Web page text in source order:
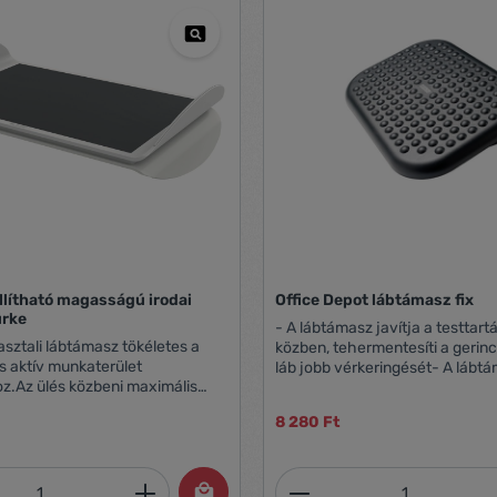
magasságú irodai
lábtámasz tökéletes a
aktív munkaterület
ülés közbeni maximális
a hintáztathatóés az állítható
lábtartó 2 magassági
egyik oldalrólAdja meg a kívánt
Office Depot lábtámasz fix
- A lábtámasz javítja a
közben, tehermentesíti a
láb jobb vérkeringését- A
karcálló- Fix magasságú-
8 280 Ft